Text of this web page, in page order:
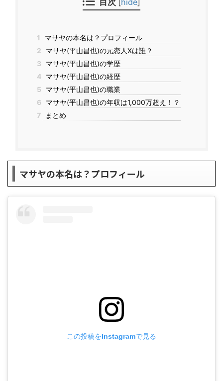
1
マサヤの本名は？プロフィール
2
マサヤ(平山昌也)の元恋人Xは誰？
3
マサヤ(平山昌也)の学歴
4 マサヤ(平山昌也)の経歴
5
マサヤ(平山昌也)の職業
6
マサヤ(平山昌也)の年収は1,000万超え！？
7
まとめ
マサヤの本名は？プロフィール
この投稿をInstagramで見る